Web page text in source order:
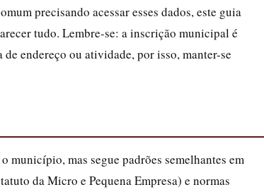
precisando acessar esses dados, este guia
tudo. Lembre-se: a inscrição municipal é
endereço ou atividade, por isso, manter-se
mas segue padrões semelhantes em
da Micro e Pequena Empresa) e normas